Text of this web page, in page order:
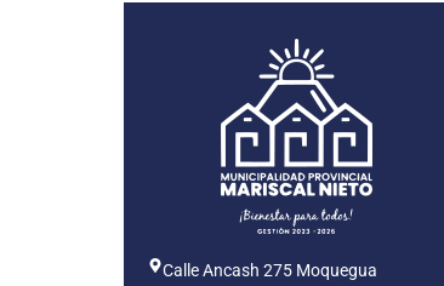
Calle Ancash 275 Moquegua